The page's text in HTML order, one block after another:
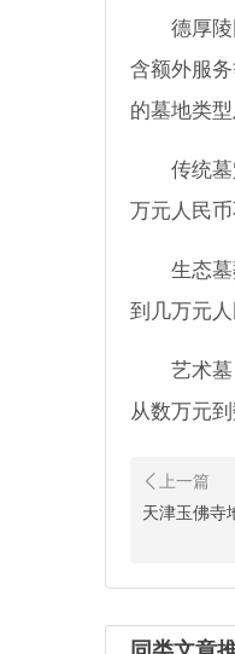
德厚
含额外服
的墓地类
传统
万元人民
生态
到几万元人
艺术
从数万元
天津玉佛寺